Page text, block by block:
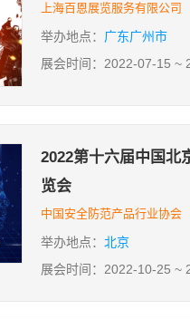
上海百恩展览服务有限公司
举办地点： 广东广州市
展会时间：2022-07-15 ~
2022第十六届中国北
览会
中国安全防范产品行业协会
举办地点： 北京
展会时间：2022-10-25 ~